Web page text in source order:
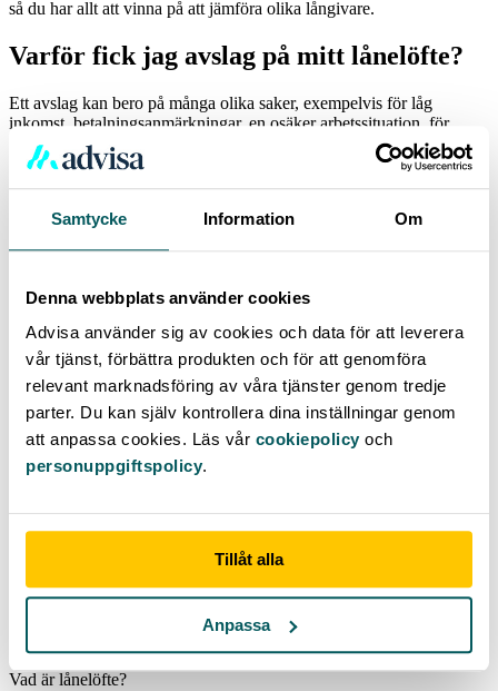
Samtycke Information Om
Denna webbplats använder cookies
Advisa använder sig av cookies och data för att leverera
vår tjänst, förbättra produkten och för att genomföra
relevant marknadsföring av våra tjänster genom tredje
parter. Du kan själv kontrollera dina inställningar genom
att anpassa cookies. Läs vår cookiepolicyoch
personuppgiftspolicy.
Tillåt alla
Anpassa
så du har allt att vinna på att jämföra olika långivare.
Varför fick jag avslag på mitt lånelöfte?
Ett avslag kan bero på många olika saker, exempelvis för låg
inkomst, betalningsanmärkningar, en osäker arbetssituation, för
många öppna lån eller för låg kontantinsats. Det är i regel betydligt
svårare att få ett bolån än ett mindre
lån utan säkerhet. Villkoren för
får du en indikation inom loppet av minuter.
Skribent: Povel Arwidson
Uppdaterad:
2024-09-17
Flera år som ekonomi- och näringslivsreporter har gett Povel ett
Vanliga frågor och svar - Lånelöfte
Vad är lånelöfte?